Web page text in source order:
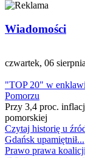
Wiadomości
czwartek, 06
"TOP 20" w
Pomorzu
Przy 3,4 proc.
pomorskiej
Czytaj historię u
Gdańsk upamiętnił...
Prawo prawa